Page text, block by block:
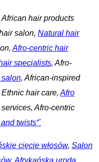
African hair products
salon, Natural hair
Afro-centric hair
specialists, Afro-
salon, African-inspired
hair care, Afro
Afro-centric
twists“`
cięcie włosów, Salon
, Afrykańska uroda